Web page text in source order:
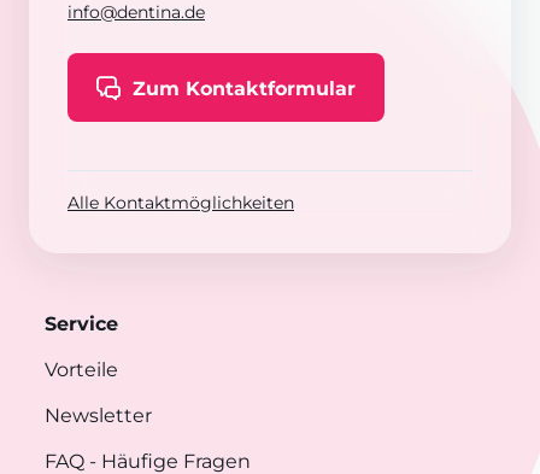
info@dentina.de
Zum Kontaktformular
Alle Kontaktmöglichkeiten
Service
Vorteile
Newsletter
FAQ - Häufige Fragen